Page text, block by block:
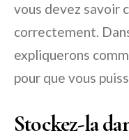
vous devez savoir
correctement.
expliquerons
pour que vous
Stockez-la